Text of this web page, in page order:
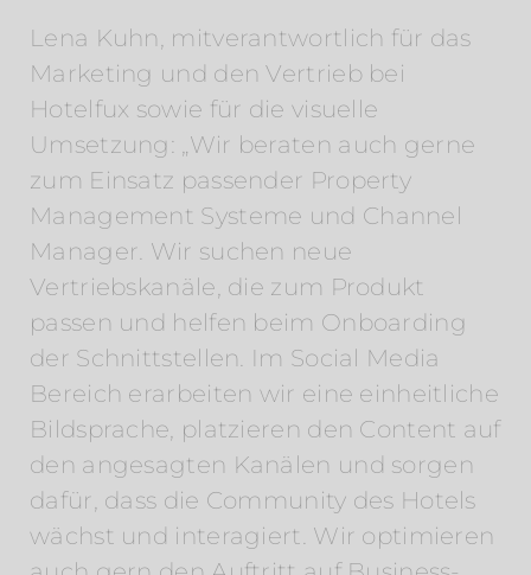
Lena Kuhn, mitverantwortlich für das
Marketing und den Vertrieb bei
Hotelfux sowie für die visuelle
Umsetzung: „Wir beraten auch gerne
zum Einsatz passender Property
Management Systeme und Channel
Manager. Wir suchen neue
Vertriebskanäle, die zum Produkt
passen und helfen beim Onboarding
der Schnittstellen. Im Social Media
Bereich erarbeiten wir eine einheitliche
Bildsprache, platzieren den Content auf
den angesagten Kanälen und sorgen
dafür, dass die Community des Hotels
wächst und interagiert. Wir optimieren